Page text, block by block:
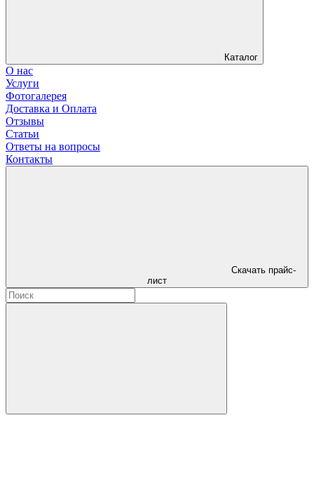
Каталог
О нас
Услуги
Фотогалерея
Доставка и Оплата
Отзывы
Статьи
Ответы на вопросы
Контакты
Скачать прайс-
лист